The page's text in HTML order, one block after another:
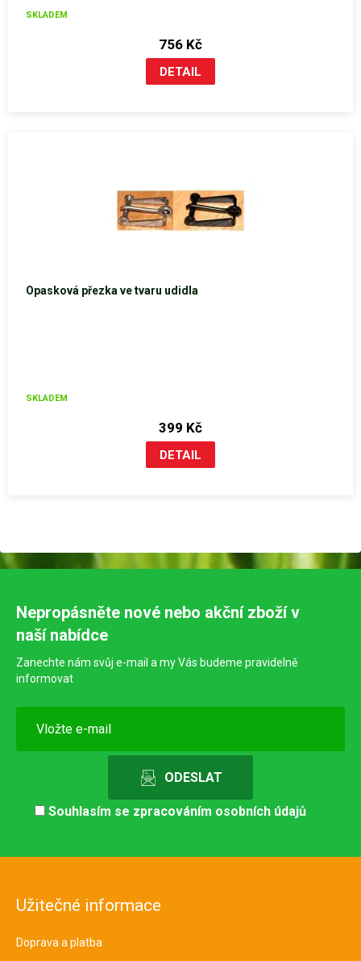
SKLADEM
756 Kč
Opasková přezka ve tvaru udidla
SKLADEM
399 Kč
Nepropásněte nové nebo akční zboží v
naší nabídce
Zanechte nám svůj e-mail a my Vás budeme pravidelně
informovat
Souhlasím se zpracováním osobních údajů
Užitečné informace
Doprava a platba